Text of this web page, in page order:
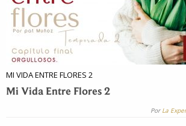
MI VIDA ENTRE FLORES 2
Mi Vida Entre Flores 2
Por La